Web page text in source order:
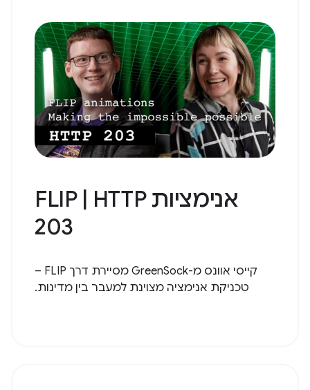
אנימציות FLIP | HTTP
203
קייסי אוונס מ-GreenSock מסיירת דרך FLIP –
טכניקת אנימציה מצוינת למעבר בין מדינות.